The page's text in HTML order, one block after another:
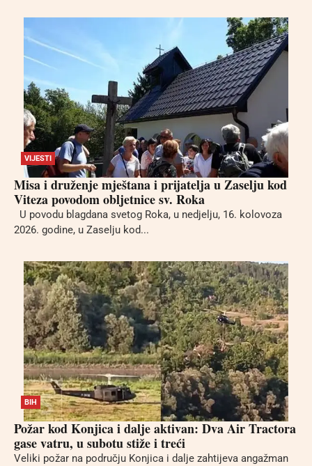
VIJESTI
Misa i druženje mještana i prijatelja u Zaselju kod
Viteza povodom obljetnice sv. Roka
U povodu blagdana svetog Roka, u nedjelju, 16. kolovoza
2026. godine, u Zaselju kod...
BIH
Požar kod Konjica i dalje aktivan: Dva Air Tractora
gase vatru, u subotu stiže i treći
Veliki požar na području Konjica i dalje zahtijeva angažman